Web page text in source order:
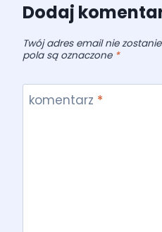
Dodaj
Twój adres email nie
pola są oznaczone *
komentarz *